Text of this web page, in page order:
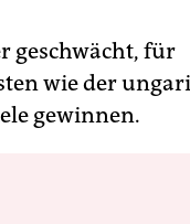
geschwächt, für
wie der
gewinnen.